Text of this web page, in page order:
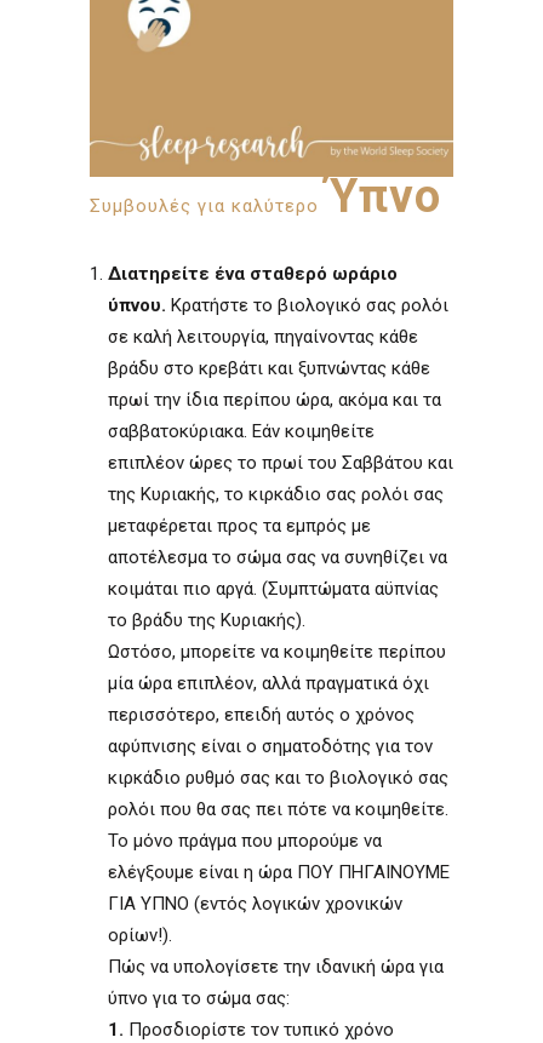
Συμβουλές για καλύτερο Ύπνο
Διατηρείτε ένα σταθερό ωράριο
ύπνου. Κρατήστε το βιολογικό σας ρολόι
σε καλή λειτουργία, πηγαίνοντας κάθε
βράδυ στο κρεβάτι και ξυπνώντας κάθε
πρωί την ίδια περίπου ώρα, ακόμα και τα
σαββατοκύριακα. Εάν κοιμηθείτε
επιπλέον ώρες το πρωί του Σαββάτου και
της Κυριακής, το κιρκάδιο σας ρολόι σας
μεταφέρεται προς τα εμπρός με
αποτέλεσμα το σώμα σας να συνηθίζει να
κοιμάται πιο αργά. (Συμπτώματα αϋπνίας
το βράδυ της Κυριακής).
Ωστόσο, μπορείτε να κοιμηθείτε περίπου
μία ώρα επιπλέον, αλλά πραγματικά όχι
περισσότερο, επειδή αυτός ο χρόνος
αφύπνισης είναι ο σηματοδότης για τον
κιρκάδιο ρυθμό σας και το βιολογικό σας
ρολόι που θα σας πει πότε να κοιμηθείτε.
Το μόνο πράγμα που μπορούμε να
ελέγξουμε είναι η ώρα ΠΟΥ ΠΗΓΑΙΝΟΥΜΕ
ΓΙΑ ΥΠΝΟ (εντός λογικών χρονικών
ορίων!).
Πώς να υπολογίσετε την ιδανική ώρα για
ύπνο για το σώμα σας:
1. Προσδιορίστε τον τυπικό χρόνο